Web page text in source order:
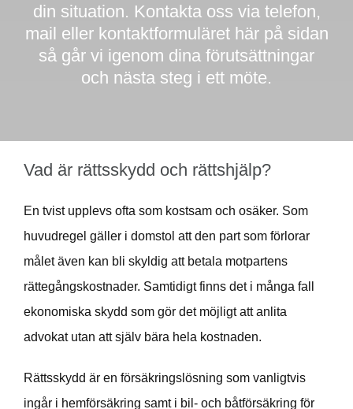
din situation. Kontakta oss via telefon,
mail eller kontaktformuläret här på sidan
så går vi igenom dina förutsättningar
och nästa steg i ett möte.
Vad är rättsskydd och rättshjälp?
En tvist upplevs ofta som kostsam och osäker. Som
huvudregel gäller i domstol att den part som förlorar
målet även kan bli skyldig att betala motpartens
rättegångskostnader. Samtidigt finns det i många fall
ekonomiska skydd som gör det möjligt att anlita
advokat utan att själv bära hela kostnaden.
Rättsskydd är en försäkringslösning som vanligtvis
ingår i hemförsäkring samt i bil- och båtförsäkring för